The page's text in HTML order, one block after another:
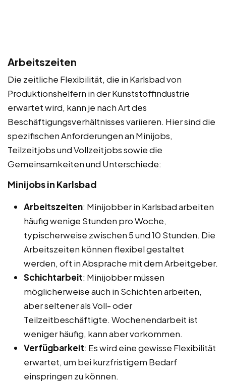
Arbeitszeiten
Die zeitliche Flexibilität, die in Karlsbad von
Produktionshelfern in der Kunststoffindustrie
erwartet wird, kann je nach Art des
Beschäftigungsverhältnisses variieren. Hier sind die
spezifischen Anforderungen an Minijobs,
Teilzeitjobs und Vollzeitjobs sowie die
Gemeinsamkeiten und Unterschiede:
Minijobs in Karlsbad
Arbeitszeiten: Minijobber in Karlsbad arbeiten
häufig wenige Stunden pro Woche,
typischerweise zwischen 5 und 10 Stunden. Die
Arbeitszeiten können flexibel gestaltet
werden, oft in Absprache mit dem Arbeitgeber.
Schichtarbeit: Minijobber müssen
möglicherweise auch in Schichten arbeiten,
aber seltener als Voll- oder
Teilzeitbeschäftigte. Wochenendarbeit ist
weniger häufig, kann aber vorkommen.
Verfügbarkeit: Es wird eine gewisse Flexibilität
erwartet, um bei kurzfristigem Bedarf
einspringen zu können.